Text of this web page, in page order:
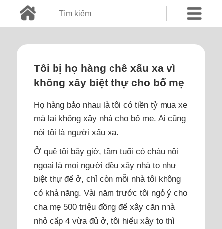
Tôi bị họ hàng chê xấu xa vì
không xây biệt thự cho bố mẹ
Họ hàng bảo nhau là tôi có tiền tỷ mua xe
mà lại không xây nhà cho bố mẹ. Ai cũng
nói tôi là người xấu xa.
Ở quê tôi bây giờ, tầm tuổi có cháu nội
ngoại là mọi người đều xây nhà to như
biệt thự để ở, chỉ còn mỗi nhà tôi không
có khả năng. Vài năm trước tôi ngỏ ý cho
cha mẹ 500 triệu đồng để xây căn nhà
nhỏ cấp 4 vừa đủ ở, tôi hiểu xây to thì